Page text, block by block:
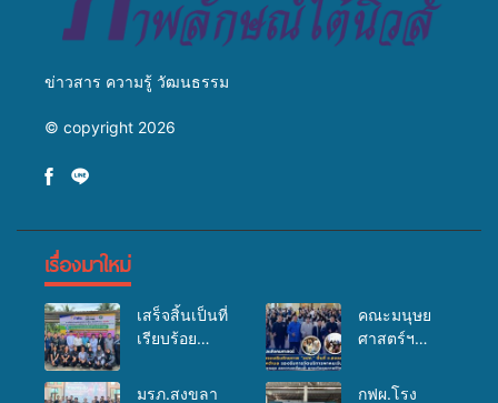
ข่าวสาร ความรู้ วัฒนธรรม
© copyright 2026
เรื่องมาใหม่
เสร็จสิ้นเป็นที่
เรียบร้อย
คณะมนุษย
ศาสตร์ฯ
จัดอบรมเสริม
มรภ.สงขลา กฟผ.โรง